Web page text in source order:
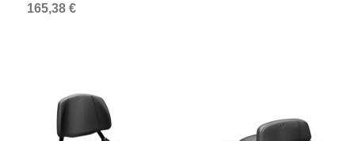
165,38 €